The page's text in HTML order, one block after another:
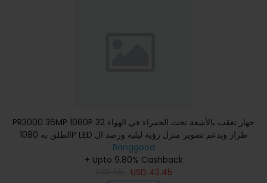
PR3000 36MP 1080P 32 جهاز تعقب بالأشعة تحت الحمراء في الهواء
الطلق به 1080P LED طراز ويدعم تصوير منزل رؤية ليلية ورصد ال
Banggood
+ Upto 9.80% Cashback
USD 42.45